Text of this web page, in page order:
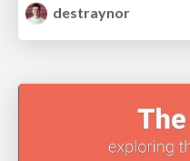
destraynor